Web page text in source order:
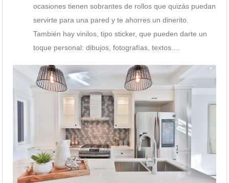
ocasiones tienen sobrantes de rollos que quizás puedan
servirte para una pared y te ahorres un dinerito.
También hay vinilos, tipo sticker, que pueden darte un
toque personal: dibujos, fotografías, textos….